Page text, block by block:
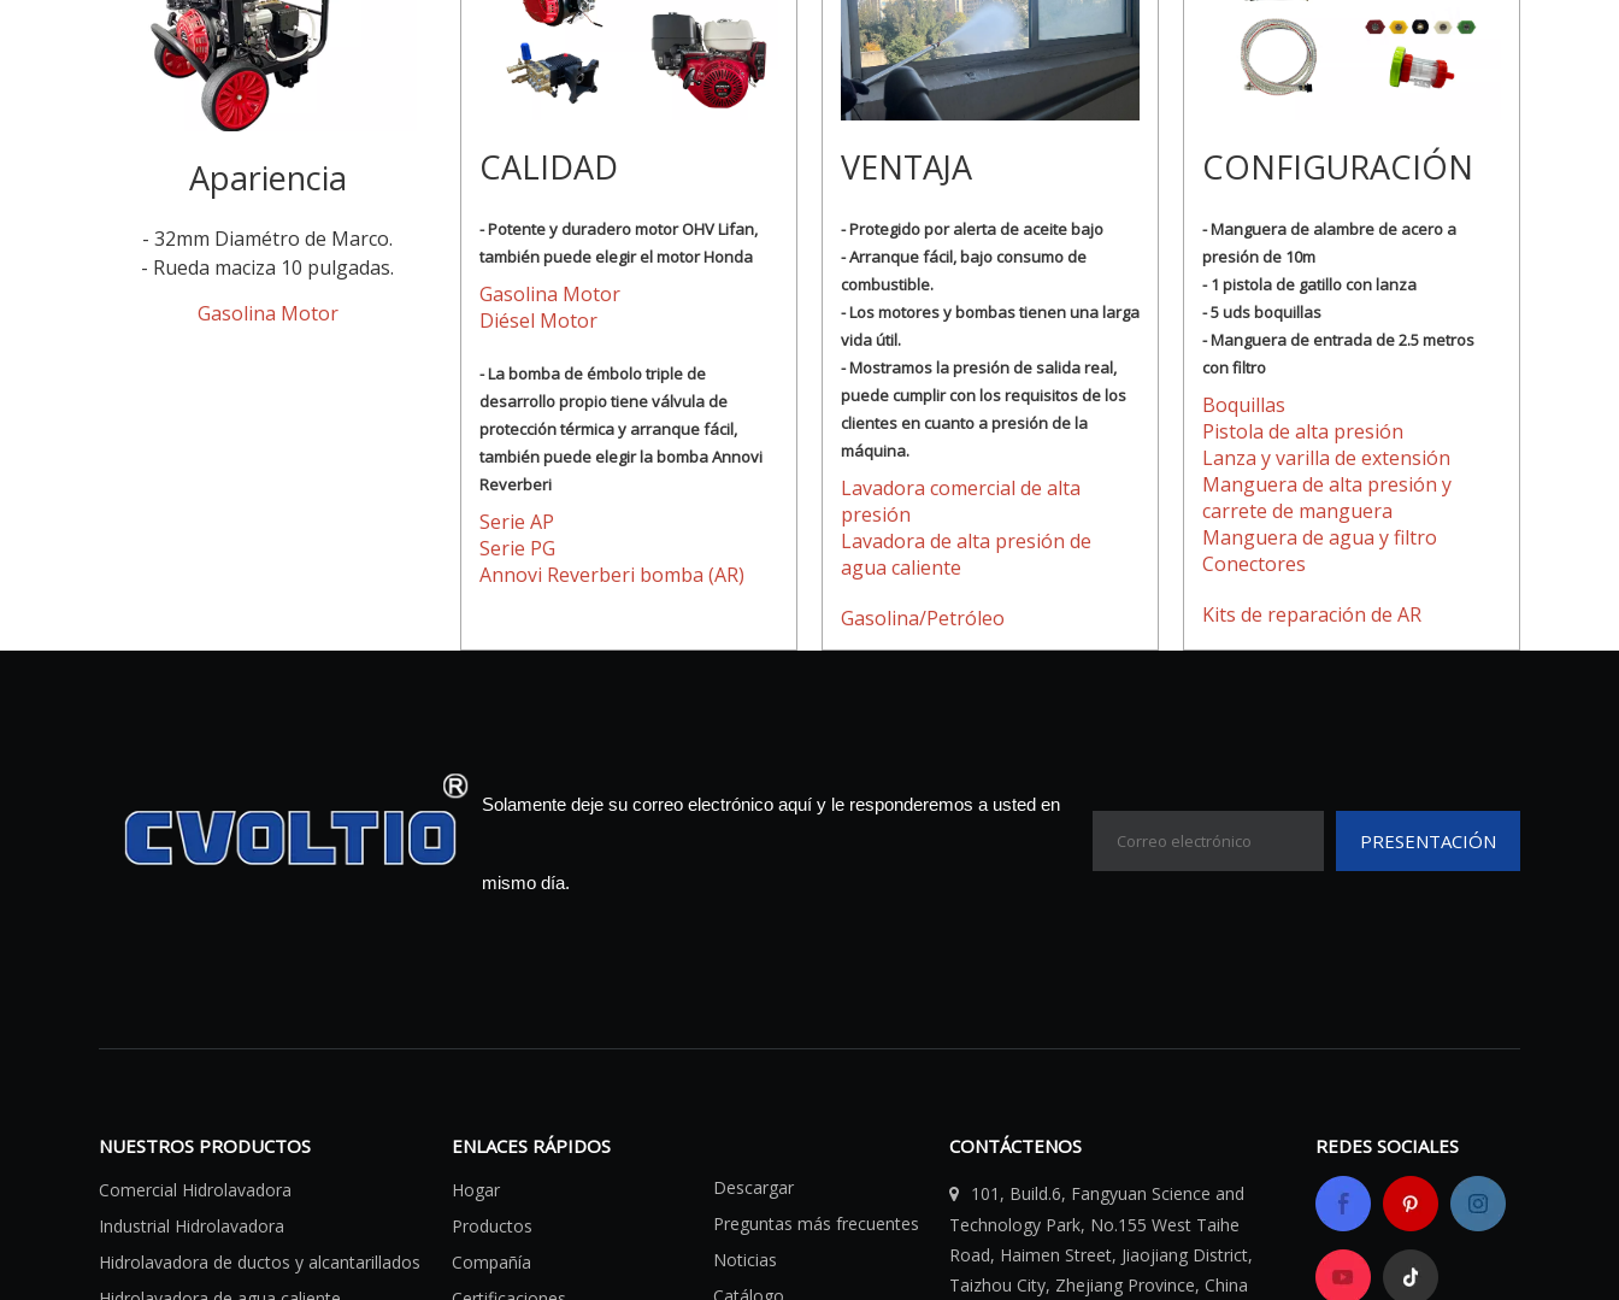
Apariencia
- 32mm Diamétro de Marco.
- Rueda maciza 10 pulgadas.
Gasolina Motor
CALIDAD
- Potente y duradero motor OHV Lifan,
también puede elegir el motor Honda
Gasolina Motor
Diésel Motor
- La bomba de émbolo triple de
desarrollo propio tiene válvula de
protección térmica y arranque fácil,
también puede elegir la bomba Annovi
Reverberi
Serie AP
Serie PG
Annovi Reverberi bomba (AR)
VENTAJA
- Protegido por alerta de aceite bajo
- Arranque fácil, bajo consumo de
combustible.
- Los motores y bombas tienen una larga
vida útil.
- Mostramos la presión de salida real,
puede cumplir con los requisitos de los
clientes en cuanto a presión de la
máquina.
Lavadora comercial de alta
presión
Lavadora de alta presión de
agua caliente
Gasolina/Petróleo
CONFIGURACIÓN
- Manguera de alambre de acero a
presión de 10m
- 1 pistola de gatillo con lanza
- 5 uds boquillas
- Manguera de entrada de 2.5 metros
con filtro
Boquillas
Pistola de alta presión
Lanza y varilla de extensión
Manguera de alta presión y
carrete de manguera
Manguera de agua y filtro
Conectores
Kits de reparación de AR
Solamente deje su correo electrónico aquí y le responderemos a usted en
mismo día.
PRESENTACIÓN
NUESTROS PRODUCTOS
Comercial Hidrolavadora
Industrial Hidrolavadora
Hidrolavadora de ductos y alcantarillados
ENLACES RÁPIDOS
Hogar
Productos
Compañía
Descargar
Preguntas más frecuentes
Noticias
CONTÁCTENOS
 101, Build.6, Fangyuan Science and
Technology Park, No.155 West Taihe
Road, Haimen Street, Jiaojiang District,
Taizhou City, Zhejiang Province, China
REDES SOCIALES